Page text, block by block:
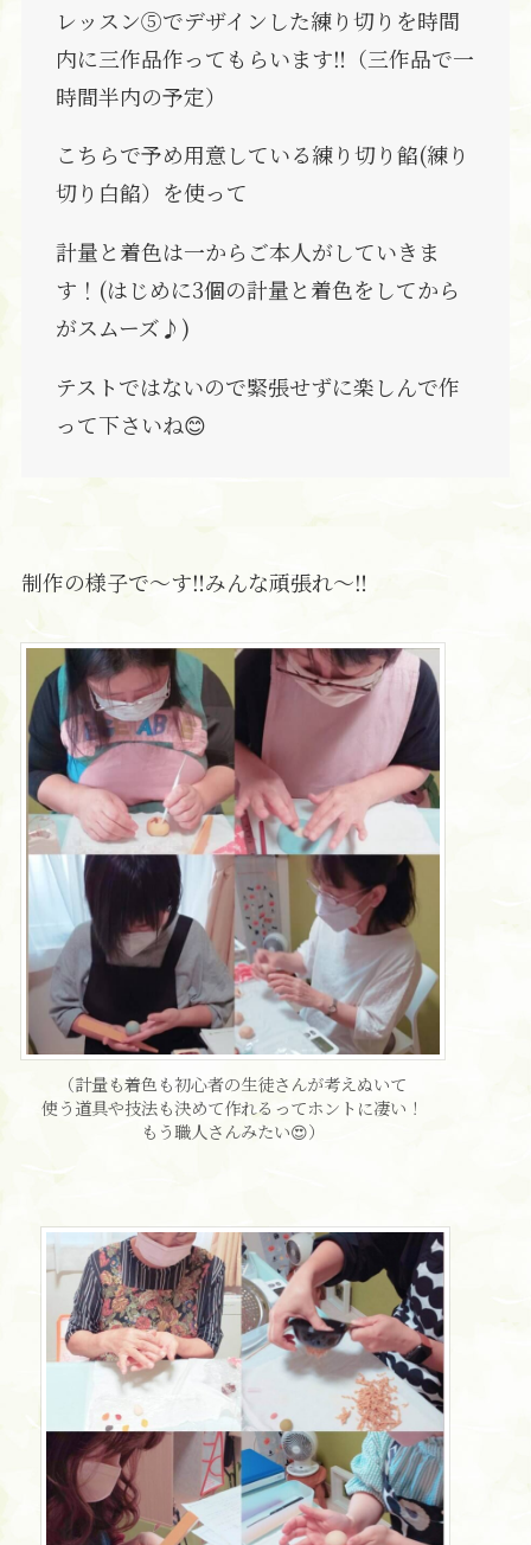
レッスン⑤でデザインした練り切りを時間
内に三作品作ってもらいます‼（三作品で一
時間半内の予定）
こちらで予め用意している練り切り餡(練り
切り白餡）を使って
計量と着色は一からご本人がしていきま
す！(はじめに3個の計量と着色をしてから
がスムーズ♪)
テストではないので緊張せずに楽しんで作
って下さいね😊
制作の様子で～す‼みんな頑張れ～‼
（計量も着色も初心者の生徒さんが考えぬいて
使う道具や技法も決めて作れるってホントに凄い！
もう職人さんみたい😍）